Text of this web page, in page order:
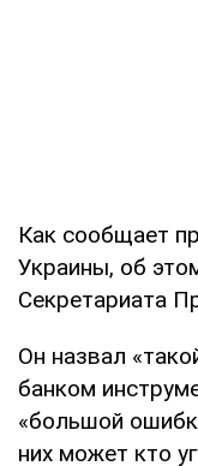
Как сообщает
Украины, об
Секретариата
Он назвал
банком
«большой
них может кто